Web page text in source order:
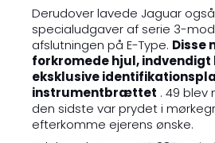
Derudover lavede Jaguar
specialudgaver af serie 3-
afslutningen på E-Type. Disse
forkromede hjul,
eksklusive
instrumentbrættet . 49 blev
den sidste var prydet i
efterkomme ejerens ønske.